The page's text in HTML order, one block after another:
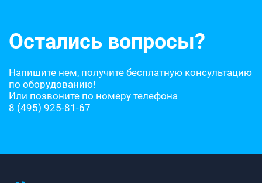
Остались вопросы?
Напишите нем, получите бесплатную консультацию
по оборудованию!
Или позвоните по номеру телефона
8 (495) 925-81-67